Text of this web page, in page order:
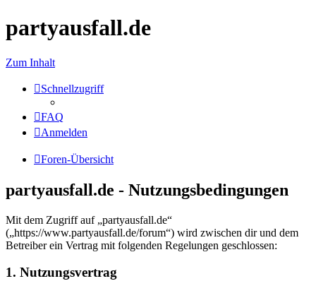
partyausfall.de
Zum Inhalt
Schnellzugriff
FAQ
Anmelden
Foren-Übersicht
partyausfall.de - Nutzungsbedingungen
Mit dem Zugriff auf „partyausfall.de“
(„https://www.partyausfall.de/forum“) wird zwischen dir und dem
Betreiber ein Vertrag mit folgenden Regelungen geschlossen:
1. Nutzungsvertrag